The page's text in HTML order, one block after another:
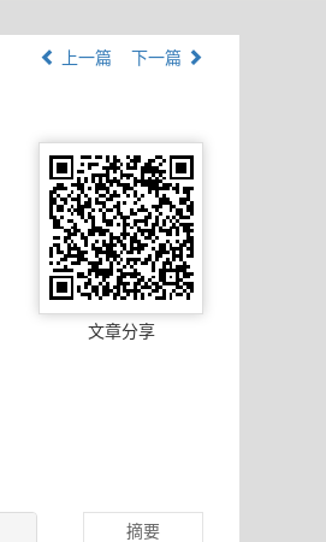
上一篇 下一篇
文章分享
摘要